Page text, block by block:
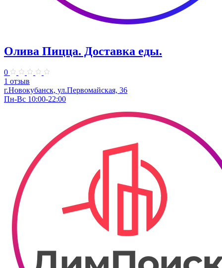
Олива Пицца. Доставка еды.
0
1 отзыв
г.Новокубанск, ул.Первомайская, 36
Пн-Вс 10:00-22:00